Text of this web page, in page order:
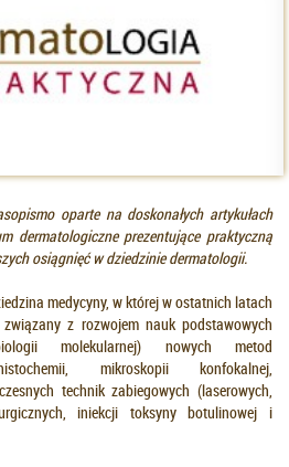
oparte na doskonałych artykułach
dermatologiczne prezentujące praktyczną
osiągnięć w dziedzinie dermatologii.
medycyny, w której w ostatnich latach
z rozwojem nauk podstawowych
molekularnej) nowych metod
mikroskopii konfokalnej,
technik zabiegowych (laserowych,
iniekcji toksyny botulinowej i